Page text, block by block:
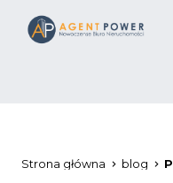
Strona główna blog